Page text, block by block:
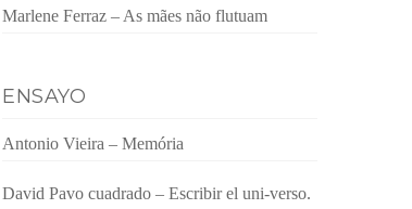
Marlene Ferraz – As mães não flutuam
ENSAYO
Antonio Vieira – Memória
David Pavo cuadrado – Escribir el uni-verso.